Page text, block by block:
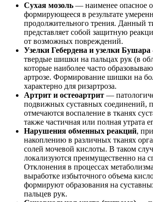
Сухая мозоль — наименее опасное
формирующееся в результате
продолжительного трения. Данный
представляет собой защитную
от возможных повреждений.
Узелки Гебердена и узелки Бушара
твердые шишки на пальцах рук (в
которые наиболее часто
артрозе. Формирование шишки на
характерно для ризартроза.
Артрит и остеоартрит —
подвижных суставных соединений,
отмечаются воспаление в тканях
также частичная или полная утрата
Нарушения обменных реакций,
накоплению в различных тканях
солей мочевой кислоты. В таком
локализуются преимущественно на
Отклонения в процессах
выработке избыточного объема
формируют образования на
пальцев рук.